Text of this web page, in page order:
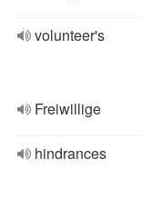
volunteer's
Freiwillige
hindrances